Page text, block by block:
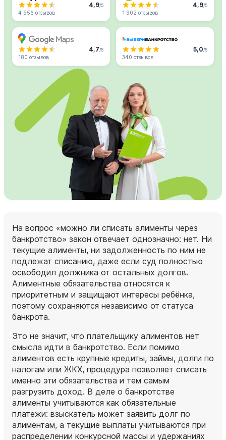
4,9/5
4 956 отзывов
4,9/5
1 902 отзывов
4,7/5
180 отзывов
5,0/5
340 отзывов
На вопрос «можно ли списать алименты через
банкротство» закон отвечает однозначно: нет. Ни
текущие алименты, ни задолженность по ним не
подлежат списанию, даже если суд полностью
освободил должника от остальных долгов.
Алиментные обязательства относятся к
приоритетным и защищают интересы ребёнка,
поэтому сохраняются независимо от статуса
банкрота.
Это не значит, что плательщику алиментов нет
смысла идти в банкротство. Если помимо
алиментов есть крупные кредиты, займы, долги по
налогам или ЖКХ, процедура позволяет списать
именно эти обязательства и тем самым
разгрузить доход. В деле о банкротстве
алименты учитываются как обязательные
платежи: взыскатель может заявить долг по
алиментам, а текущие выплаты учитываются при
распределении конкурсной массы и удержаниях